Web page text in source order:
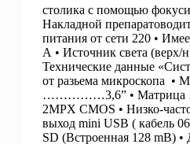
столика с помощью
Накладной
питания от сети 220 •
А • Источник света
Технические данные
от разьема микроскопа •
……………3,6” •
2MPX CMOS • Низко-
выход mini USB ( кабель
SD (Встроенная 128 mB)